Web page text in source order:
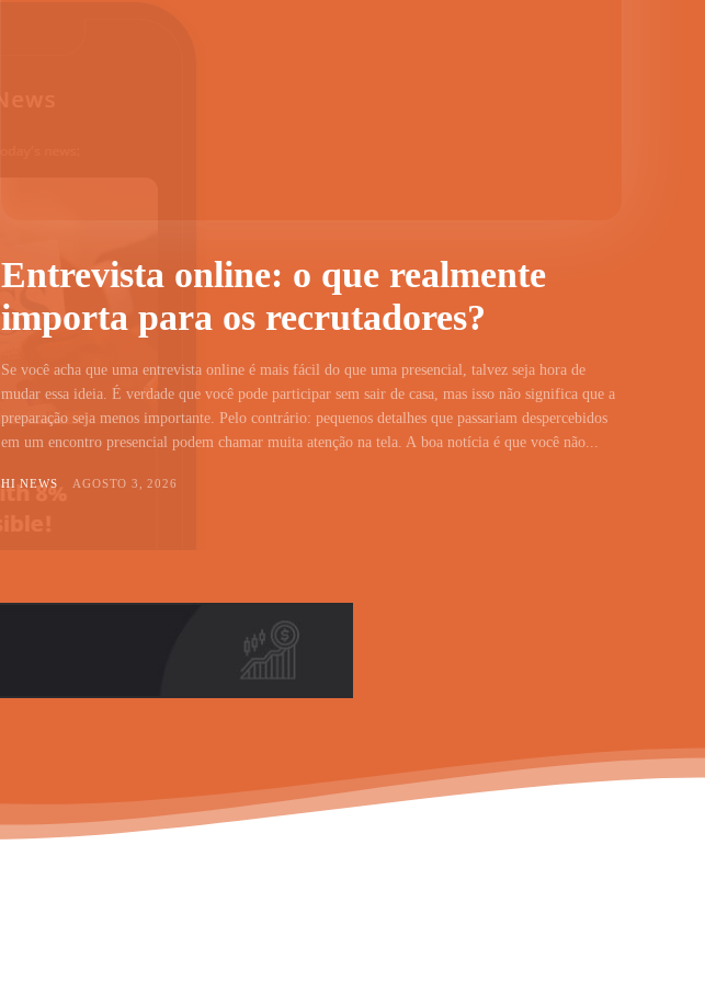
Entrevista online: o que realmente
importa para os recrutadores?
Se você acha que uma entrevista online é mais fácil do que uma presencial, talvez seja hora de
mudar essa ideia. É verdade que você pode participar sem sair de casa, mas isso não significa que a
preparação seja menos importante. Pelo contrário: pequenos detalhes que passariam despercebidos
em um encontro presencial podem chamar muita atenção na tela. A boa notícia é que você não...
HI NEWS AGOSTO 3, 2026